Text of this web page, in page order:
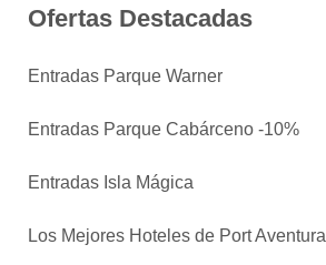
Ofertas Destacadas
Entradas Parque Warner
Entradas Parque Cabárceno -10%
Entradas Isla Mágica
Los Mejores Hoteles de Port Aventura